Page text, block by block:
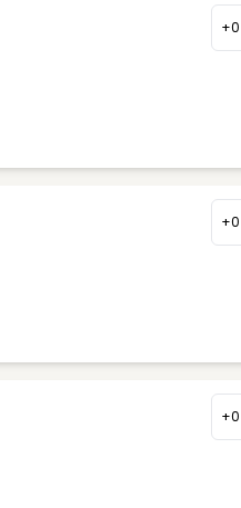
+0
+0
+0